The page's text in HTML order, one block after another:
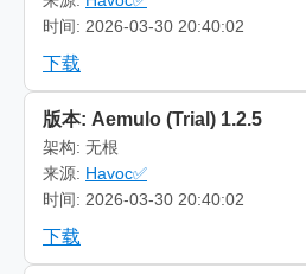
时间: 2026-03-30 20:40:02
下载
版本: Aemulo (Trial) 1.2.5
架构: 无根
来源: Havoc✅
时间: 2026-03-30 20:40:02
下载